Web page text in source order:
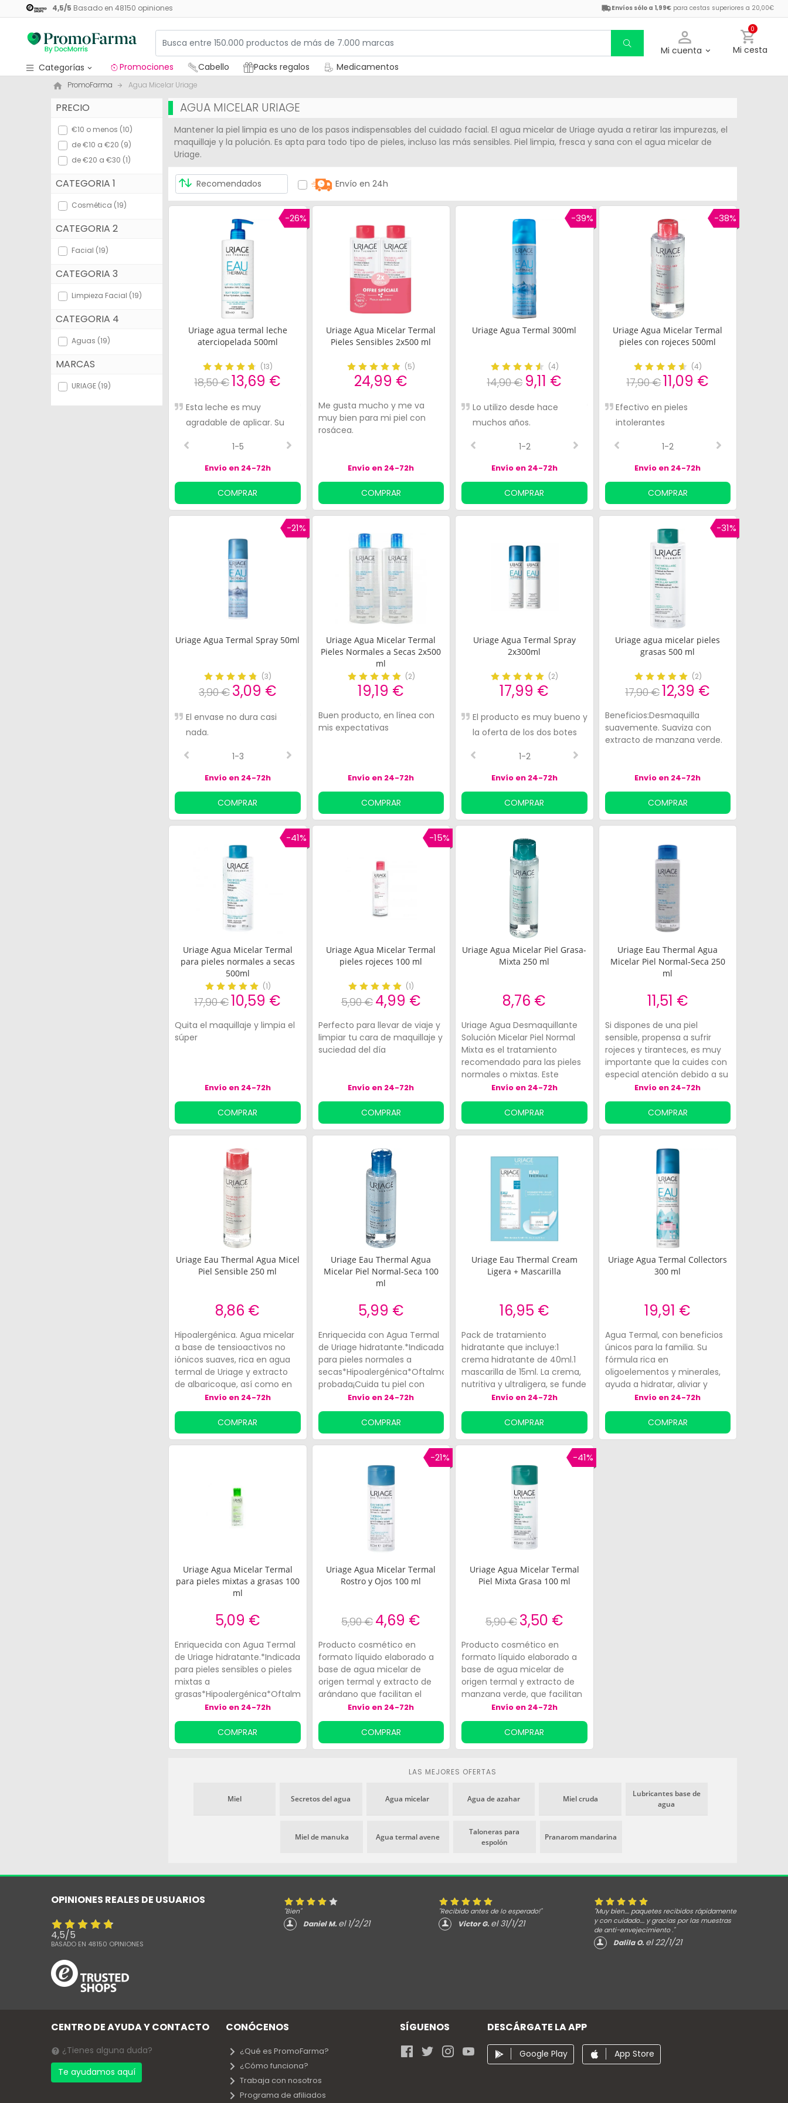
4,5/5 Basado en 48150 opiniones Envíos sólo a 1,99€ para cestas superiores a 20,00€
Mi cuenta
0
Mi cesta
Categorías
Promociones
Cabello
Packs regalos
Medicamentos
Cosmética
Salud
Higiene
Dietética
Bebés y Mamás
Óptica
Promociones Cabello Packs regalos Medicamentos
PromoFarma Agua Micelar Uriage
PRECIO
€10 o menos (10)
de €10 a €20 (9)
de €20 a €30 (1)
CATEGORIA 1
Cosmética (19)
CATEGORIA 2
Facial (19)
CATEGORIA 3
Limpieza Facial (19)
CATEGORIA 4
Aguas (19)
MARCAS
URIAGE (19)
AGUA MICELAR URIAGE
Mantener la piel limpia es uno de los pasos indispensables del cuidado facial. El agua micelar de Uriage ayuda a retirar las impurezas, el
maquillaje y la polución. Es apta para todo tipo de pieles, incluso las más sensibles. Piel limpia, fresca y sana con el agua micelar de
Uriage.
Envío en 24h
-26%
Uriage agua termal leche
aterciopelada 500ml
(13)
18,50 €13,69 €
Esta leche es muy
agradable de aplicar. Su
Eau es una apuesta segura,
la recomiendo
1-5
Cumple mis expectativas
Aroma agradable y textura
Muy buen producto, lo
recomendaría
4-5
Envío en 24-72h
COMPRAR
Uriage Agua Micelar Termal
Pieles Sensibles 2x500 ml
(5)
24,99 €
Me gusta mucho y me va
muy bien para mi piel con
rosácea.
Envío en 24-72h
COMPRAR
-39%
Uriage Agua Termal 300ml
(4)
14,90 € 9,11 €
Lo utilizo desde hace
muchos años.
1-2
Es la mejor para pieles
sensibles
Envío en 24-72h
COMPRAR
-38%
Uriage Agua Micelar Termal
pieles con rojeces 500ml
(4)
17,90 €11,09 €
Efectivo en pieles
intolerantes
1-2
Envío en 24-72h
COMPRAR
-21%
Uriage Agua Termal Spray 50ml
(3)
3,90 € 3,09 €
El envase no dura casi
nada.
1-3
Limpia, refresca y suaviza
los ojos y la cara.
Lo he descubierto, me
encanta, una rociada por la
antes de aplicar la crema
de día y de noche, muy
agradable
Envío en 24-72h
COMPRAR
Uriage Agua Micelar Termal
Pieles Normales a Secas 2x500
ml
(2)
19,19 €
Buen producto, en línea con
mis expectativas
Envío en 24-72h
COMPRAR
Uriage Agua Termal Spray
2x300ml
(2)
17,99 €
El producto es muy bueno y
la oferta de los dos botes
1-2
Muy agradable y
refrescante cuando hace
Envío en 24-72h
COMPRAR
-31%
Uriage agua micelar pieles
grasas 500 ml
(2)
17,90 €12,39 €
Beneficios:Desmaquilla
suavemente. Suaviza con
extracto de manzana verde.
Envío en 24-72h
COMPRAR
-41%
Uriage Agua Micelar Termal
para pieles normales a secas
500ml
(1)
17,90 €10,59 €
Quita el maquillaje y limpia el
súper
Envío en 24-72h
COMPRAR
-15%
Uriage Agua Micelar Termal
pieles rojeces 100 ml
(1)
5,90 € 4,99 €
Perfecto para llevar de viaje y
limpiar tu cara de maquillaje y
suciedad del día
Envío en 24-72h
COMPRAR
Uriage Agua Micelar Piel Grasa-
Mixta 250 ml
8,76 €
Uriage Agua Desmaquillante
Solución Micelar Piel Normal
Mixta es el tratamiento
recomendado para las pieles
normales o mixtas. Este
limpiador de agua Micelar,
elaborado a base de micelas,
atrae la grasa y la suciedad y
consigue un rostro limpio al
completo.
Envío en 24-72h
COMPRAR
Uriage Eau Thermal Agua
Micelar Piel Normal-Seca 250
ml
11,51 €
Si dispones de una piel
sensible, propensa a sufrir
rojeces y tiranteces, es muy
importante que la cuides con
especial atención debido a su
sensibilidad. Uriage Agua
Desmaquillante Solución
Micelar Piel Seca es el
tratamiento recomendado
para las pieles normales o
mixtas. Este limpiador de agua
Micelar, elaborado a base de
micelas, atrae la grasa y la
suciedad, consiguiendo un
rostro limpio al completo. Tu
piel necesita Uriage Agua
Desmaquillante Solución
Micelar Piel Seca para sentirse
limpia e hidratada.
Envío en 24-72h
COMPRAR
Uriage Eau Thermal Agua Micel
Piel Sensible 250 ml
8,86 €
Hipoalergénica. Agua micelar
a base de tensioactivos no
iónicos suaves, rica en agua
termal de Uriage y extracto
de albaricoque, así como en
glicerina.Envío en 24-72h
COMPRAR
Uriage Eau Thermal Agua
Micelar Piel Normal-Seca 100
ml
5,99 €
Enriquecida con Agua Termal
de Uriage hidratante.*Indicada
para pieles normales a
secas*Hipoalergénica*Oftalmológicamente
probada¡Cuida tu piel con
Envío en 24-72h
COMPRAR
Uriage Eau Thermal Cream
Ligera + Mascarilla
16,95 €
Pack de tratamiento
hidratante que incluye:1
crema hidratante de 40ml.1
mascarilla de 15ml. La crema,
nutritiva y ultraligera, se funde
fácilmente con la piel gracias
a su aporte en agua termal.
Envío en 24-72h
COMPRAR
Uriage Agua Termal Collectors
300 ml
19,91 €
Agua Termal, con beneficios
únicos para la familia. Su
fórmula rica en
oligoelementos y minerales,
ayuda a hidratar, aliviar y
proteger la piel frente a los
daños externos y los radicales
libres. Enriquecida con silicio,
contribuye en el refuerzo de
Envío en 24-72h
COMPRAR
Uriage Agua Micelar Termal
para pieles mixtas a grasas 100
ml
5,09 €
Enriquecida con Agua Termal
de Uriage hidratante.*Indicada
para pieles sensibles o pieles
mixtas a
grasas*Hipoalergénica*Oftalmológicamente
probada*Resistente al
agua*Presentación: 100ml
¡Cuida tu piel con Uriage!
Envío en 24-72h
COMPRAR
-21%
Uriage Agua Micelar Termal
Rostro y Ojos 100 ml
5,90 €4,69 €
Producto cosmético en
formato líquido elaborado a
base de agua micelar de
origen termal y extracto de
arándano que facilitan el
desmaquillado del rostro y el
contorno de los ojos. Ayuda a
limpiar la tez, a la vez que
reduce el exceso de sebo,
faciales. Actúa atrayendo las
con todos los tipos de
Envío en 24-72h
COMPRAR
-41%
Uriage Agua Micelar Termal
Piel Mixta Grasa 100 ml
5,90 € 3,50 €
Producto cosmético en
formato líquido elaborado a
base de agua micelar de
origen termal y extracto de
manzana verde, que facilitan
el desmaquillado del rostro.
Ayuda a limpiar la tez a la vez
que reduce el exceso de sebo,
desechos e impurezas
partículas de suciedad y,
epidermis. Especialmente
grasas.
Envío en 24-72h
COMPRAR
LAS MEJORES OFERTAS
Miel Secretos del agua Agua micelar Agua de azahar Miel cruda
Lubricantes base de
agua
Miel de manuka Agua termal avene
Taloneras para
espolón
Pranarom mandarina
OPINIONES REALES DE USUARIOS
4,5/5
BASADO EN 48150 OPINIONES
"Bien"
Daniel M. el 1/2/21
"Recibido antes de lo esperado!"
Victor G. el 31/1/21
"Muy bien.... paquetes recibidos rápidamente
y con cuidado.... y gracias por las muestras
de anti-envejecimiento ."
Dalila O. el 22/1/21
CENTRO DE AYUDA Y CONTACTO
¿Tienes alguna duda?
Te ayudamos aquí
CONÓCENOS
¿Qué es PromoFarma?
¿Cómo funciona?
Trabaja con nosotros
Programa de afiliados
SÍGUENOS DESCÁRGATE LA APP
Google Play App Store